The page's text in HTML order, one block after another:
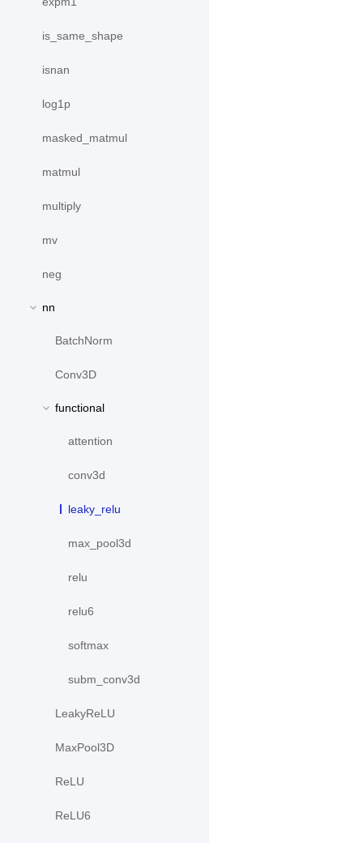
is_same_shape
isnan
log1p
masked_matmul
matmul
multiply
mv
neg
nn
BatchNorm
Conv3D
functional
attention
conv3d
leaky_relu
max_pool3d
relu
relu6
softmax
subm_conv3d
LeakyReLU
MaxPool3D
ReLU
ReLU6